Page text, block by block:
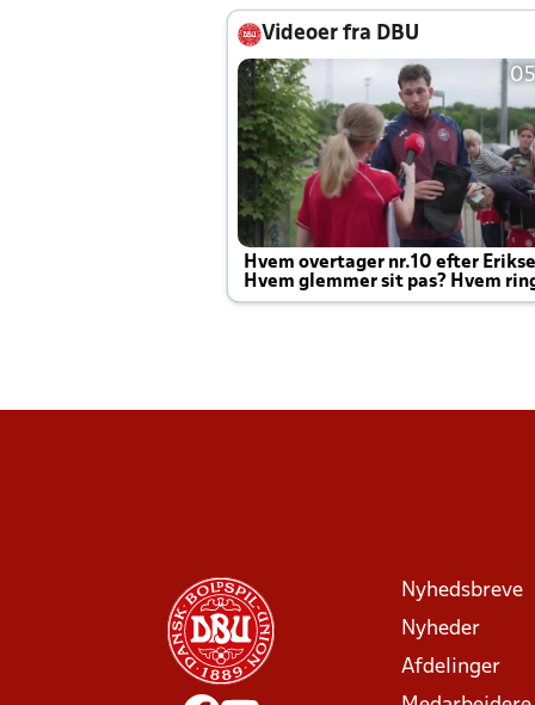
Videoer fra DBU
Hvem overtager nr.10 efter
Hvem glemmer sit pas? Hvem
Joachim altid til efter kampe?
Nyhedsbreve
Nyheder
Afdelinger